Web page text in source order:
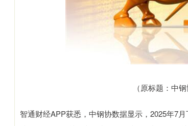
（原标题：中
智通财经APP获悉，中钢协数据显示，2025年7